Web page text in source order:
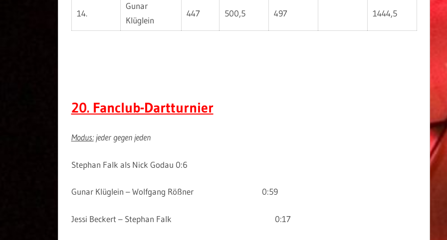
14.
Gunar
Klüglein
447 500,5 497 1444,5
20. Fanclub-Dartturnier
Modus:jeder gegen jeden
Stephan Falk als Nick Godau 0:6
Gunar Klüglein – Wolfgang Rößner 0:59
Jessi Beckert – Stephan Falk 0:17